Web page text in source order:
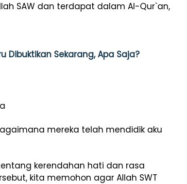
SAW dan terdapat dalam Al-Qur`an,
Dibuktikan Sekarang, Apa Saja?
mereka telah mendidik aku
kerendahan hati dan rasa
kita memohon agar Allah SWT